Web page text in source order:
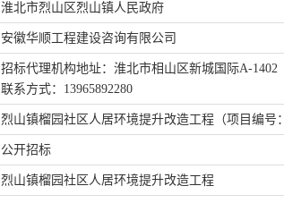
淮北市烈山区烈山镇人民政府
安徽华顺工程建设咨询有限公司
招标代理机构地址： 淮北市相山区新城国际A-1402
联系方式： 13965892280
烈山镇榴园社区人居环境提升改造工程 （项目编号：
公开招标
烈山镇榴园社区人居环境提升改造工程